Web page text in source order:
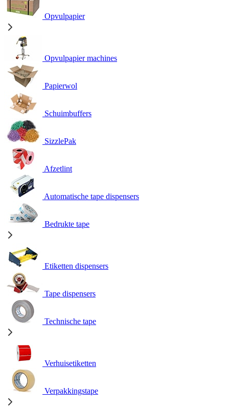
Opvulpapier
Opvulpapier machines
Papierwol
Schuimbuffers
SizzlePak
Afzetlint
Automatische tape dispensers
Bedrukte tape
Etiketten dispensers
Tape dispensers
Technische tape
Verhuisetiketten
Verpakkingstape